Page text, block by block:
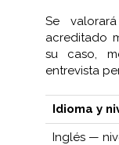
Se
acreditado
su caso,
entrevista
Idioma y
Inglés —